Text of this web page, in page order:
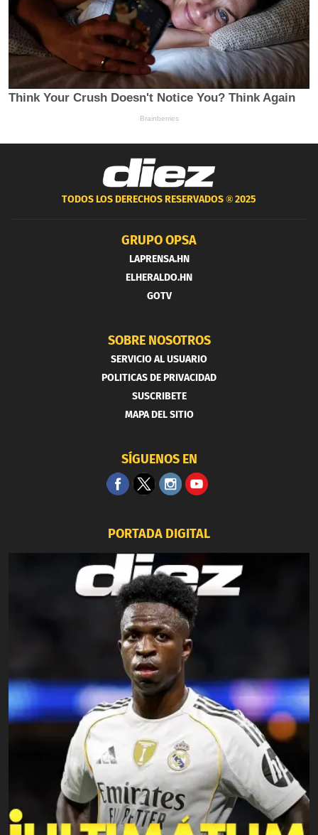
TODOS LOS DERECHOS RESERVADOS ®2025
GRUPO OPSA
LAPRENSA.HN
ELHERALDO.HN
GOTV
SOBRE NOSOTROS
SERVICIO AL USUARIO
POLITICAS DE PRIVACIDAD
SUSCRIBETE
MAPA DEL SITIO
SÍGUENOS EN
PORTADA DIGITAL